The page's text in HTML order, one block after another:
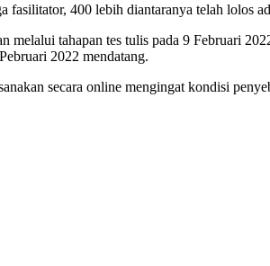
400 lebih diantaranya telah lolos
melalui tahapan tes tulis pada 9 Februari
2022 mendatang.
secara online mengingat kondisi